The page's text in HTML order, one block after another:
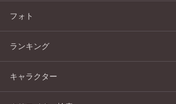
フォト
ランキング
キャラクター